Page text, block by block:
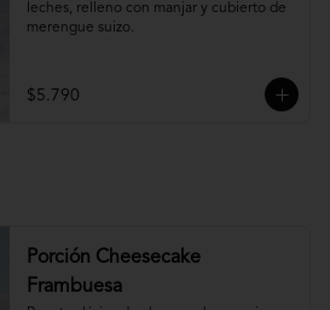
leches, relleno con manjar y cubierto de
merengue suizo.
$5.790
Porción Cheesecake
Frambuesa